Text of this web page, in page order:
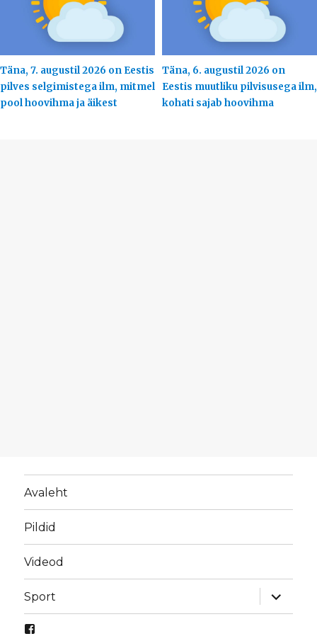
Täna, 7. augustil 2026 on Eestis
pilves selgimistega ilm, mitmel
pool hoovihma ja äikest
Täna, 6. augustil 2026 on
Eestis muutliku pilvisusega ilm,
kohati sajab hoovihma
Avaleht
Pildid
Videod
Sport
laienda